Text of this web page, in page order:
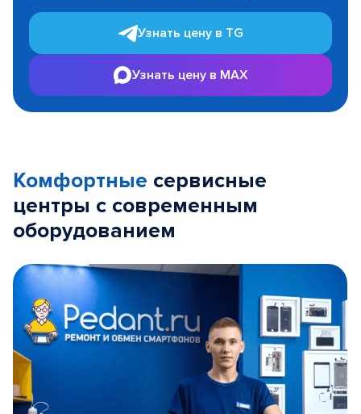
Узнать цену в TG
Узнать цену в MAX
Комфортные сервисные
центры с современным
оборудованием